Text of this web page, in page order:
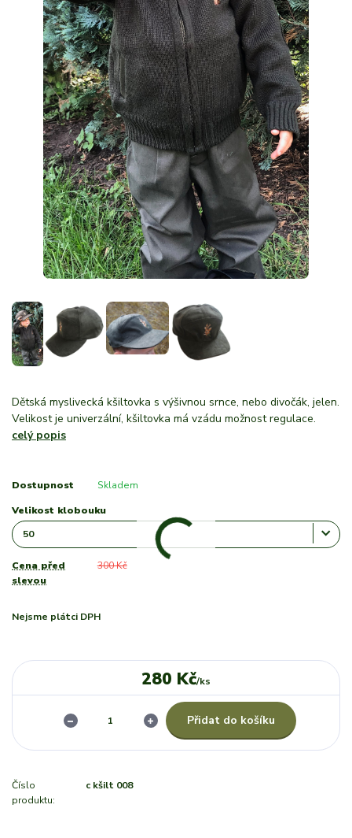
Dětská myslivecká kšiltovka s výšivnou srnce, nebo divočák, jelen.
Velikost je univerzální, kšiltovka má vzádu možnost regulace.
celý popis
Dostupnost Skladem
Velikost klobouku
Cena před
slevou
300 Kč
Nejsme plátci DPH
280 Kč/ks
Přidat do košíku
Číslo
produktu:
c kšilt 008